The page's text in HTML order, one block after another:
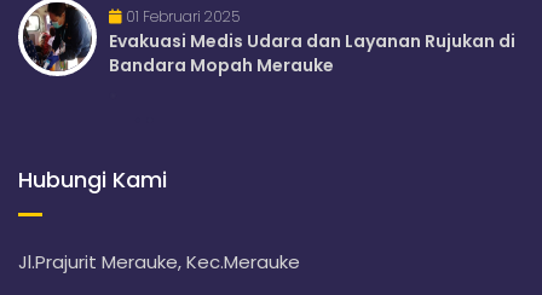
01 Februari 2025
Evakuasi Medis Udara dan Layanan Rujukan di
Bandara Mopah Merauke
Hubungi Kami
Jl.Prajurit Merauke, Kec.Merauke